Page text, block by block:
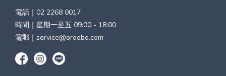
電話｜ 02 2268 0017
時間｜星期一至五 09:00 - 18:00
電郵｜ service@oroobo.com